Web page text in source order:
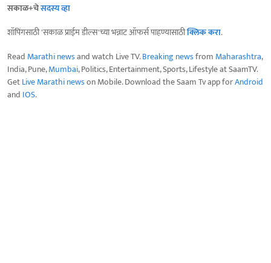
सकाळ+चेसदस्य व्हा
शॉपिंगसाठी 'सकाळ प्राईम डील्स'च्या भन्नाट ऑफर्स पाहण्यासाठीक्लिक करा.
Read Marathi newsand watch Live TV.Breaking newsfrom Maharashtra,
India, Pune,Mumbai, Politics, Entertainment, Sports, Lifestyle at SaamTV.
GetLive Marathi newson Mobile. Download the Saam Tv app forAndroid
and IOS.